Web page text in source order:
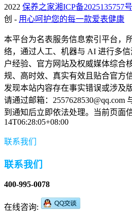
2022 保养之家湘ICP备2025135757
创 - 用心呵护您的每一款爱表健康
本平台为名表服务信息索引平台，
络，通过人工、机器与 AI 进行多
户经验、官方网站及权威媒体综合
规、高时效、真实有效且贴合官方
发现本站内容存在事实错误或涉及
请通过邮箱：2557628530@qq.com
到通知后立即依法处理。当前页面
14T06:28:05+08:00
联系我们
联系我们
400-995-0078
在线咨询: